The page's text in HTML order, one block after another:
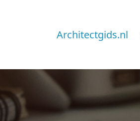
Architectgids.nl